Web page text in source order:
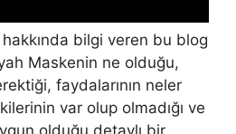
bilgi veren bu blog
Maskenin ne olduğu,
faydalarının neler
var olup olmadığı ve
olduğu detaylı bir